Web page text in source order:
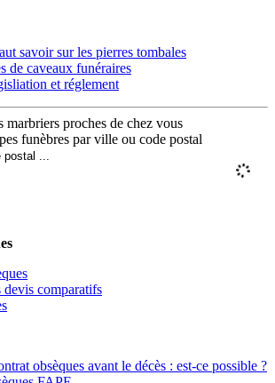
savoir sur les pierres tombales
de caveaux funéraires
et réglement
marbriers proches de chez vous
funèbres par ville ou code postal
devis comparatifs
obsèques avant le décès : est-ce possible ?